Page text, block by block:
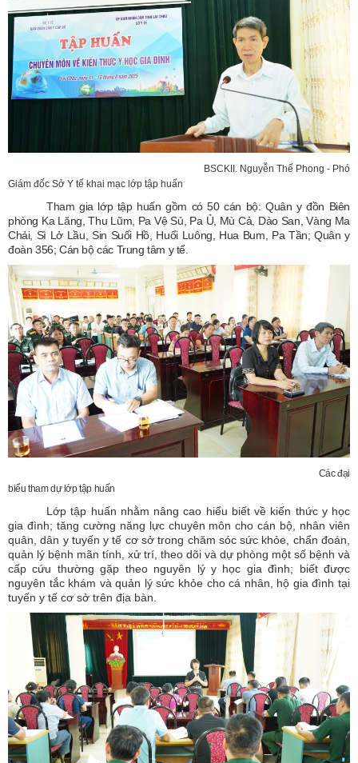
BSCKII. Nguyễn Thế Phong - Phó
Giám đốc Sở Y tế khai mạc lớp tập huấn
Tham gia lớp tập huấn gồm có 50 cán bộ: Quân y đồn Biên
phòng Ka Lăng, Thu Lũm, Pa Vệ Sủ, Pa Ủ, Mù Cả, Dào San, Vàng Ma
Chải, Sì Lở Lầu, Sin Suối Hồ, Huổi Luông, Hua Bum, Pa Tần; Quân y
đoàn 356; Cán bộ các Trung tâm y tế.
Các đại
biểu tham dự lớp tập huấn
Lớp tập huấn nhằm nâng cao hiểu biết về kiến thức y học
gia đình; tăng cường năng lực chuyên môn cho cán bộ, nhân viên
quân, dân y tuyến y tế cơ sở trong chăm sóc sức khỏe, chẩn đoán,
quản lý bệnh mãn tính, xử trí, theo dõi và dự phòng một số bệnh và
cấp cứu thường gặp theo nguyên lý y học gia đình; biết được
nguyên tắc khám và quản lý sức khỏe cho cá nhân, hộ gia đình tại
tuyến y tế cơ sở trên địa bàn.